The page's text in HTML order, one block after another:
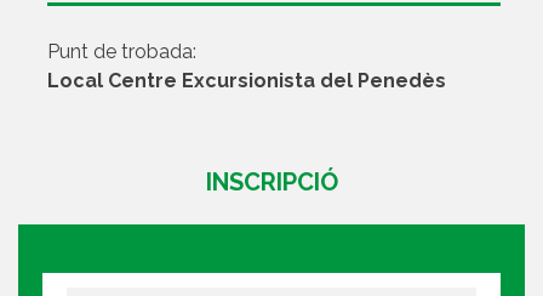
Punt de trobada:
Local Centre Excursionista del Penedès
INSCRIPCIÓ